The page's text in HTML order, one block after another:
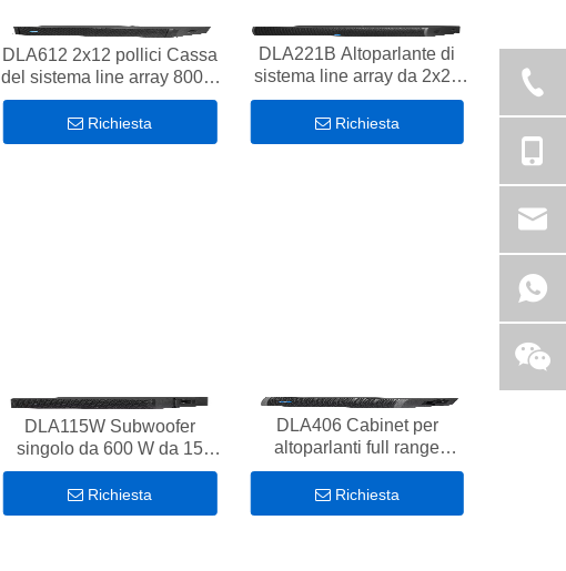
DLA612 2x12 pollici Cassa
del sistema line array 800W
full range
Richiesta
DLA221B Altoparlante di
sistema line array da 2x21
pollici dual 800W+800W
Richiesta
DLA115W Subwoofer
singolo da 600 W da 15
pollici
Richiesta
DLA406 Cabinet per
altoparlanti full range
4X6&#39;, altoparlante ad
alte prestazioni da 320 W
Per sale riunioni
Richiesta